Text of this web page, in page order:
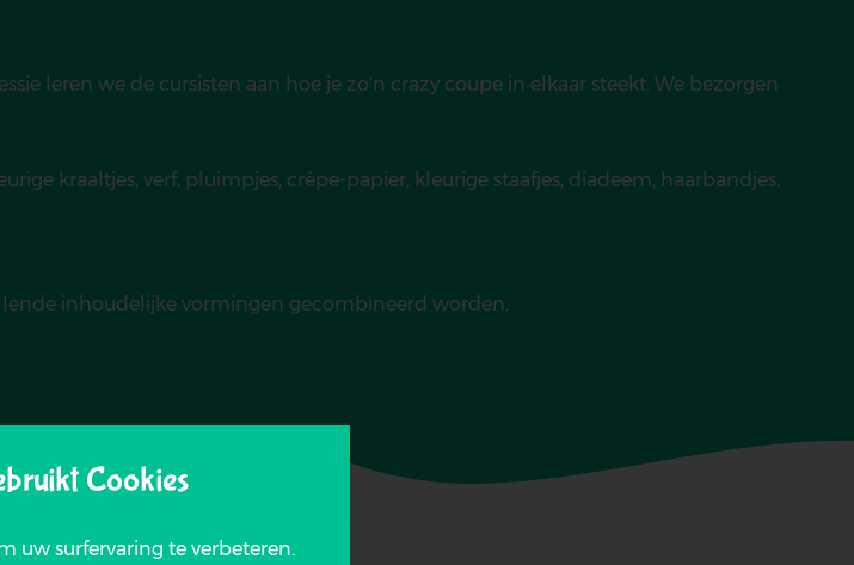
leren we de cursisten aan hoe je zo'n crazy coupe in elkaar steekt. We bezorgen
kraaltjes, verf, pluimpjes, crêpe-papier, kleurige staafjes, diadeem, haarbandjes,
inhoudelijke vormingen gecombineerd worden.
Cookies
uw surfervaring te verbeteren.